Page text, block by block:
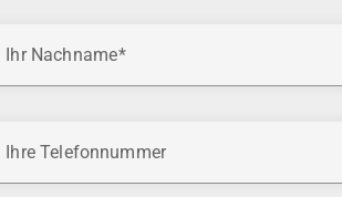
Ihr Nachname
Ihre Telefonnummer